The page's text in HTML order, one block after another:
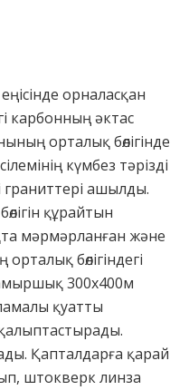
орналасқан
карбонның әктас
орталық бөлігінде
күмбез тәрізді
граниттері ашылды.
құрайтын
мәрмәрланған және
бөлігіндегі
300х400м
қуатты
Қапталдарға қарай
штокверк линза